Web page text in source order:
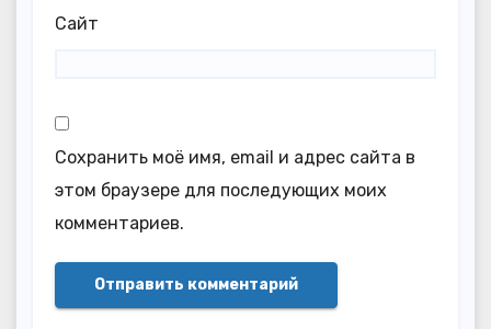
Сайт
Сохранить моё имя, email и адрес сайта в
этом браузере для последующих моих
комментариев.